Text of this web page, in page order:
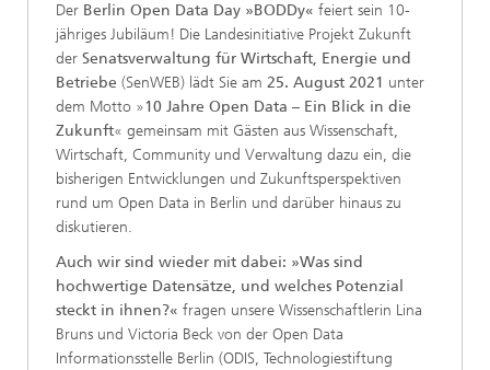
Der Berlin Open Data Day »BODDy« feiert sein 10-
jähriges Jubiläum! Die Landesinitiative Projekt Zukunft
der Senatsverwaltung für Wirtschaft, Energie und
Betriebe (SenWEB) lädt Sie am 25. August 2021 unter
dem Motto »10 Jahre Open Data – Ein Blick in die
Zukunft« gemeinsam mit Gästen aus Wissenschaft,
Wirtschaft, Community und Verwaltung dazu ein, die
bisherigen Entwicklungen und Zukunftsperspektiven
rund um Open Data in Berlin und darüber hinaus zu
diskutieren.
Auch wir sind wieder mit dabei: »Was sind
hochwertige Datensätze, und welches Potenzial
steckt in ihnen?« fragen unsere Wissenschaftlerin Lina
Bruns und Victoria Beck von der Open Data
Informationsstelle Berlin (ODIS, Technologiestiftung